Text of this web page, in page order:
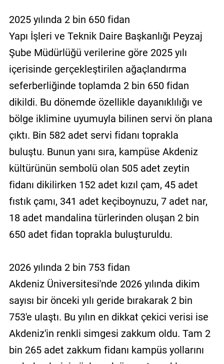
2025 yılında 2 bin 650 fidan
Yapı İşleri ve Teknik Daire Başkanlığı Peyzaj
Şube Müdürlüğü verilerine göre 2025 yılı
içerisinde gerçekleştirilen ağaçlandırma
seferberliğinde toplamda 2 bin 650 fidan
dikildi. Bu dönemde özellikle dayanıklılığı ve
bölge iklimine uyumuyla bilinen servi ön plana
çıktı. Bin 582 adet servi fidanı toprakla
buluştu. Bunun yanı sıra, kampüse Akdeniz
kültürünün sembolü olan 505 adet zeytin
fidanı dikilirken 152 adet kızıl çam, 45 adet
fıstık çamı, 341 adet keçiboynuzu, 7 adet nar,
18 adet mandalina türlerinden oluşan 2 bin
650 adet fidan toprakla buluşturuldu.
2026 yılında 2 bin 753 fidan
Akdeniz Üniversitesi'nde 2026 yılında dikim
sayısı bir önceki yılı geride bırakarak 2 bin
753'e ulaştı. Bu yılın en dikkat çekici verisi ise
Akdeniz'in renkli simgesi zakkum oldu. Tam 2
bin 265 adet zakkum fidanı kampüs yollarını